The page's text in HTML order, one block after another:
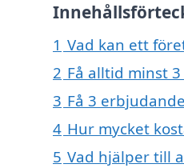
1 Vad kan ett
2 Få alltid minst
3 Få 3
4 Hur mycket
5 Vad hjälper till